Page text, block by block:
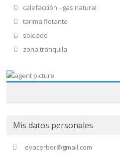
calefacción - gas natural
tarima flotante
soleado
zona tranquila
Mis datos personales
evacerber@gmail.com